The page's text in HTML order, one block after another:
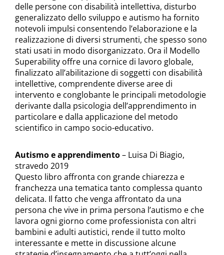
delle persone con disabilità intellettiva, disturbo
generalizzato dello sviluppo e autismo ha fornito
notevoli impulsi consentendo l’elaborazione e la
realizzazione di diversi strumenti, che spesso sono
stati usati in modo disorganizzato. Ora il Modello
Superability offre una cornice di lavoro globale,
finalizzato all’abilitazione di soggetti con disabilità
intellettive, comprendente diverse aree di
intervento e conglobante le principali metodologie
derivante dalla psicologia dell’apprendimento in
particolare e dalla applicazione del metodo
scientifico in campo socio-educativo.
Autismo e apprendimento– Luisa Di Biagio,
stravedo 2019
Questo libro affronta con grande chiarezza e
franchezza una tematica tanto complessa quanto
delicata. Il fatto che venga affrontato da una
persona che vive in prima persona l’autismo e che
lavora ogni giorno come professionista con altri
bambini e adulti autistici, rende il tutto molto
interessante e mette in discussione alcune